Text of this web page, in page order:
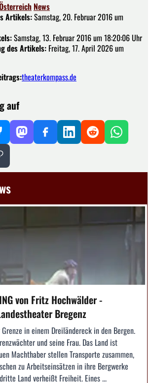
News
Artikels:Samstag, 20. Februar 2016 um
Samstag, 13. Februar 2016 um 18:20:06 Uhr
des Artikels: Freitag, 17. April 2026 um
theaterkompass.de
auf
von Fritz Hochwälder -
Bregenz
in einem Dreiländereck in den Bergen.
und seine Frau. Das Land ist
Machthaber stellen Transporte zusammen,
zu Arbeitseinsätzen in ihre Bergwerke
Land verheißt Freiheit. Eines ...